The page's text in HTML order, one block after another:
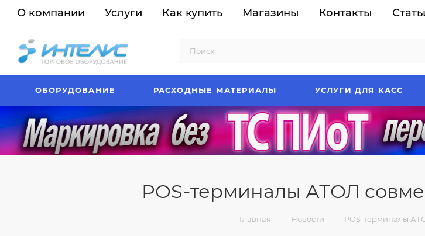
О компании Услуги Как купить Магазины Контакты
ОБОРУДОВАНИЕ РАСХОДНЫЕ МАТЕРИАЛЫ УСЛУГИ ДЛЯ КАСС
POS-терминалы АТОЛ
Главная — Новости — POS-терминалы